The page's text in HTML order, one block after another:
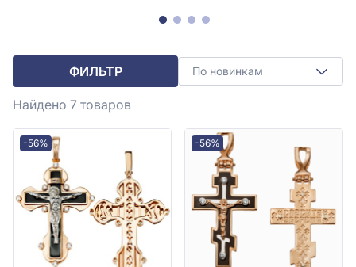
ФИЛЬТР По новинкам
Найдено 7 товаров
-56% -56%